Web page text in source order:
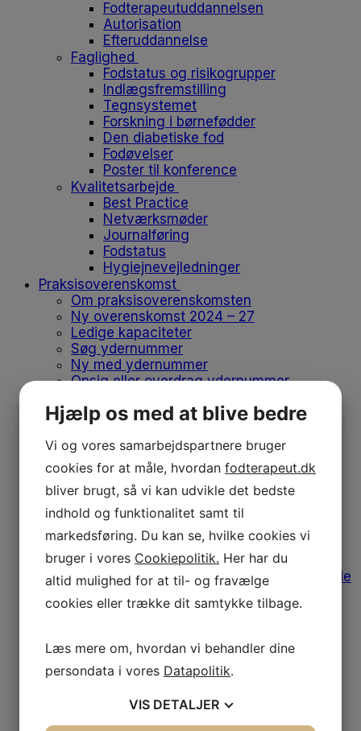
Fodterapeutuddannelsen
Autorisation
Efteruddannelse
Faglighed
Fodstatus og risikogrupper
Indlægsfremstilling
Tegnsystemet
Forskning i børnefødder
Den diabetiske fod
Fodøvelser
Poster til konference
Kvalitetsarbejde
Best Practice
Netværksmøder
Journalføring
Fodstatus
Hygiejnevejledninger
Praksisoverenskomst
Om praksisoverenskomsten
Ny overenskomst 2024 – 27
Ledige kapaciteter
Søg ydernummer
Ny med ydernummer
Opsig eller overdrag ydernummer
Flyt klinik
Produkter på positivlisten
Afregn med regionen
Medlemskab
Bliv medlem
Kontingent
Forsikringer
Afregning af udgifter
Medlemstilbud
Bomærke, varemærke og designguide
Medlemsfordele
Leverandørliste
Fodens Dag
Studerende
Studiemedlemskab
Dit første job
Historien bag emblemet
Hjælp os med at blive bedre
Vi og vores samarbejdspartnere bruger
cookies for at måle, hvordan fodterapeut.dk
bliver brugt, så vi kan udvikle det bedste
indhold og funktionalitet samt til
markedsføring. Du kan se, hvilke cookies vi
bruger i vores Cookiepolitik. Her har du
altid mulighed for at til- og fravælge
cookies eller trække dit samtykke tilbage.
Læs mere om, hvordan vi behandler dine
persondata i vores Datapolitik.
VIS DETALJER